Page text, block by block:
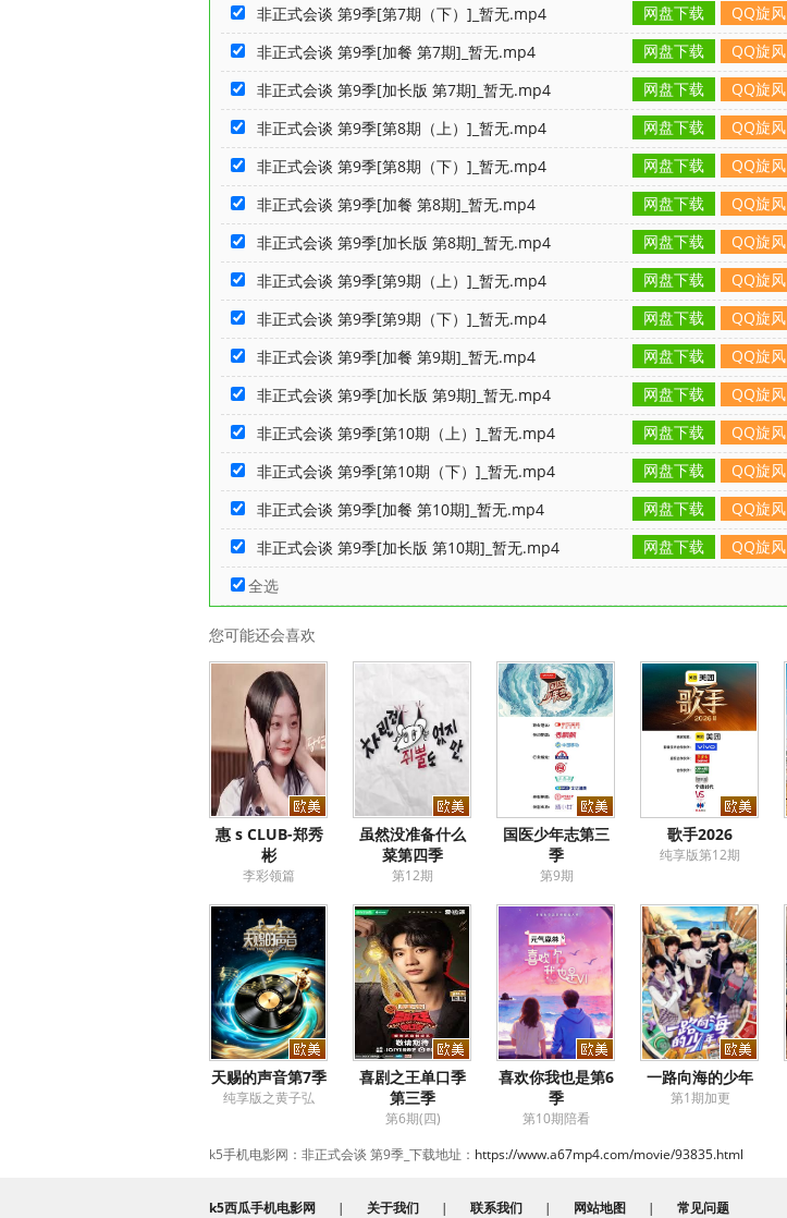
非正式会谈 第9季[第7期（下）]_暂无.mp4
QQ旋风
网盘下载
非正式会谈 第9季[加餐 第7期]_暂无.mp4
QQ旋风
网盘下载
非正式会谈 第9季[加长版 第7期]_暂无.mp4
QQ旋风
网盘下载
非正式会谈 第9季[第8期（上）]_暂无.mp4
QQ旋风
网盘下载
非正式会谈 第9季[第8期（下）]_暂无.mp4
QQ旋风
网盘下载
非正式会谈 第9季[加餐 第8期]_暂无.mp4
QQ旋风
网盘下载
非正式会谈 第9季[加长版 第8期]_暂无.mp4
QQ旋风
网盘下载
非正式会谈 第9季[第9期（上）]_暂无.mp4
QQ旋风
网盘下载
非正式会谈 第9季[第9期（下）]_暂无.mp4
QQ旋风
网盘下载
非正式会谈 第9季[加餐 第9期]_暂无.mp4
QQ旋风
网盘下载
非正式会谈 第9季[加长版 第9期]_暂无.mp4
QQ旋风
网盘下载
非正式会谈 第9季[第10期（上）]_暂无.mp4
QQ旋风
网盘下载
非正式会谈 第9季[第10期（下）]_暂无.mp4
QQ旋风
网盘下载
非正式会谈 第9季[加餐 第10期]_暂无.mp4
QQ旋风
网盘下载
非正式会谈 第9季[加长版 第10期]_暂无.mp4
QQ旋风
网盘下载
全选
您可能还会喜欢
惠 s CLUB-郑秀
彬
李彩领篇
虽然没准备什么
菜第四季
第12期
国医少年志第三
季
第9期
歌手2026
纯享版第12期
天赐的声音第7季
纯享版之黄子弘
喜剧之王单口季
第三季
第6期(四)
喜欢你我也是第6
季
第10期陪看
一路向海的少年
第1期加更
k5手机电影网：非正式会谈 第9季_下载地址： https://www.a67mp4.com/movie/93835.html
k5西瓜手机电影网 | 关于我们 | 联系我们 | 网站地图 | 常见问题